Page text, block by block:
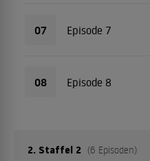
07 Episode 7
08 Episode 8
2. Staffel 2 (6 Episoden)